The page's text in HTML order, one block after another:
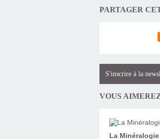
PARTAGER
S'inscrire à la
VOUS
La